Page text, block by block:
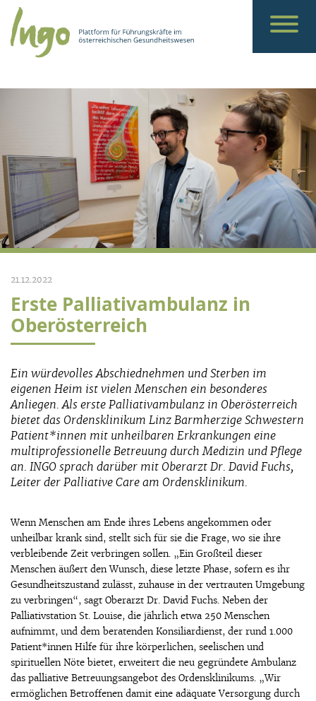
21.12.2022
Erste Palliativambulanz in
Oberösterreich
Ein würdevolles Abschiednehmen und Sterben im
eigenen Heim ist vielen Menschen ein besonderes
Anliegen. Als erste Palliativambulanz in Oberösterreich
bietet das Ordensklinikum Linz Barmherzige Schwestern
Patient*innen mit unheilbaren Erkrankungen eine
multiprofessionelle Betreuung durch Medizin und Pflege
an. INGO sprach darüber mit Oberarzt Dr. David Fuchs,
Leiter der Palliative Care am Ordensklinikum.
Wenn Menschen am Ende ihres Lebens angekommen oder
unheilbar krank sind, stellt sich für sie die Frage, wo sie ihre
verbleibende Zeit verbringen sollen. „Ein Großteil dieser
Menschen äußert den Wunsch, diese letzte Phase, sofern es ihr
Gesundheitszustand zulässt, zuhause in der vertrauten Umgebung
zu verbringen“, sagt Oberarzt Dr. David Fuchs. Nebender
Palliativstation St. Louise, die jährlich etwa 250 Menschen
aufnimmt, und dem beratenden Konsiliardienst, der rund 1.000
Patient*innen Hilfe für ihre körperlichen, seelischen und
spirituellen Nöte bietet, erweitert die neu gegründete Ambulanz
das palliative Betreuungsangebot des Ordensklinikums. „Wir
ermöglichen Betroffenen damit eine adäquate Versorgung durch